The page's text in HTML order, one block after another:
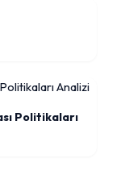
Politikaları